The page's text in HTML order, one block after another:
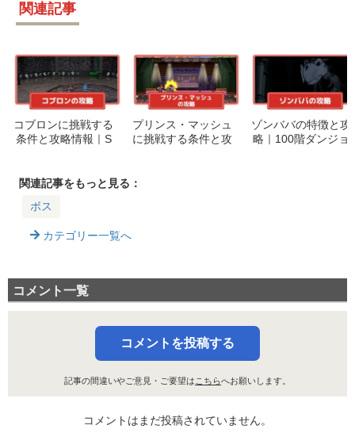
関連記事
コブロンに挑戦する
条件と攻略情報｜S
プリンス・マッシュ
に挑戦する条件と攻
ゾンババの特徴と攻
略｜100階ダンジョ
関連記事をもっと見る：
ボス
カテゴリー一覧へ
コメント一覧
コメントを投稿する
記事の間違いやご意見・ご要望は こちらへお願いします。
コメントはまだ投稿されていません。